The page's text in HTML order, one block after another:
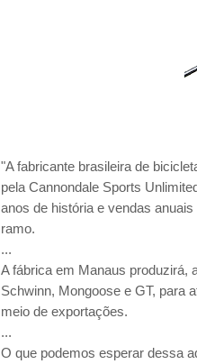
"A fabricante brasileira de
pela Cannondale Sports
anos de história e vendas
ramo.
...
A fábrica em Manaus produzirá,
Schwinn, Mongoose e GT, para
meio de exportações.
...
O que podemos esperar dessa